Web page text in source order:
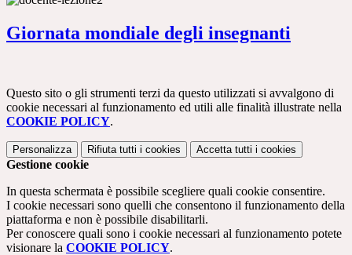
Giornata mondiale degli insegnanti
Questo sito o gli strumenti terzi da questo utilizzati si avvalgono di
cookie necessari al funzionamento ed utili alle finalità illustrate nella
COOKIE POLICY.
Personalizza Rifiuta tutti i cookies Accetta tutti i cookies
Gestione cookie
In questa schermata è possibile scegliere quali cookie consentire.
I cookie necessari sono quelli che consentono il funzionamento della
piattaforma e non è possibile disabilitarli.
Per conoscere quali sono i cookie necessari al funzionamento potete
visionare la COOKIE POLICY.